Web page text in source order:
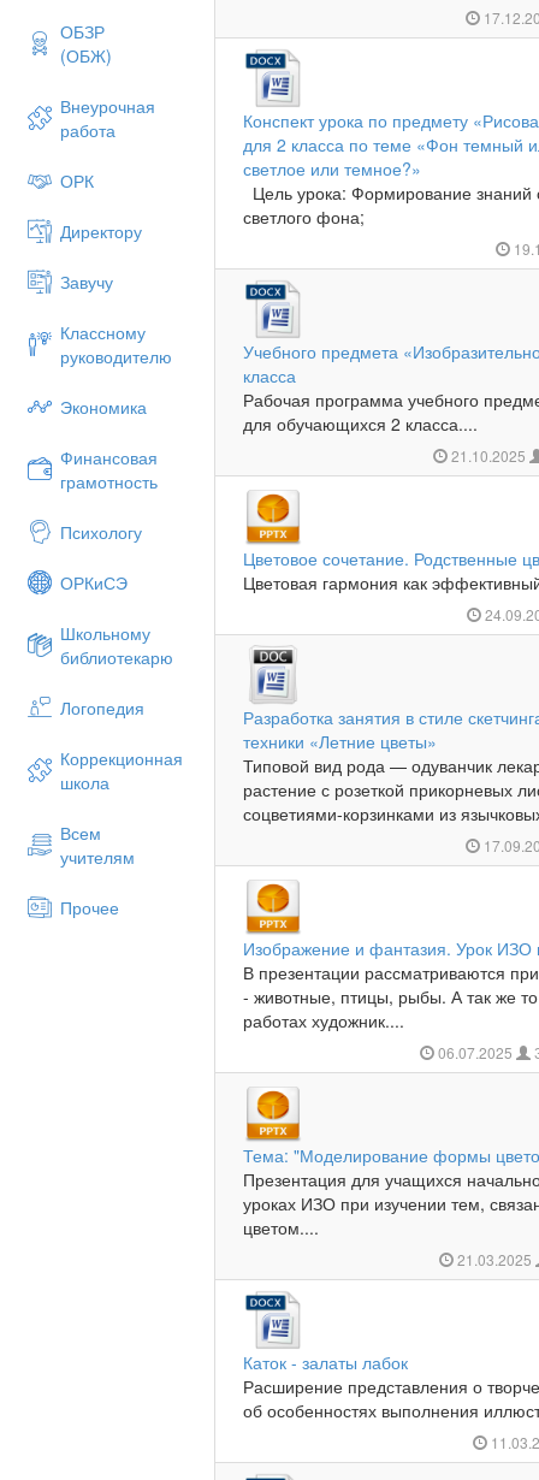
ОБЗР
(ОБЖ)
Внеурочная
работа
ОРК
Директору
Завучу
Классному
руководителю
Экономика
Финансовая
грамотность
Психологу
ОРКиСЭ
Школьному
библиотекарю
Логопедия
Коррекционная
школа
Всем
учителям
Прочее
Конспект урока по предмету
для 2 класса по теме «Фон темный
светлое или темное?»
Цель урока: Формирование знаний
светлого фона;
Учебного предмета
класса
Рабочая программа учебного
для обучающихся 2 класса....
21.10.2025
Цветовое сочетание. Родственные
Цветовая гармония как
Разработка занятия в стиле
техники «Летние цветы»
Типовой вид рода — одуванчик
растение с розеткой прикорневых
соцветиями-корзинками из
Изображение и фантазия. Урок ИЗО
В презентации рассматриваются
- животные, птицы, рыбы. А так же
работах художник....
06.07.2025
Тема: "Моделирование формы
Презентация для учащихся
уроках ИЗО при изучении тем,
цветом....
21.03.2025
Каток - залаты лабок
Расширение представления о
об особенностях выполнения